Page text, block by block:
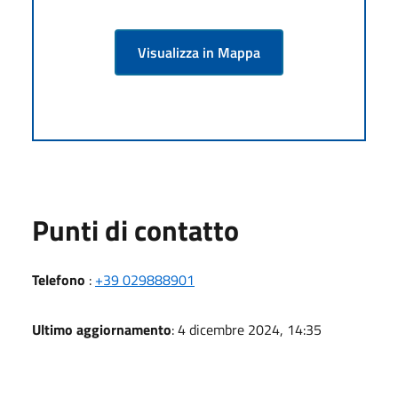
Visualizza in Mappa
Punti di contatto
Telefono : +39 029888901
Ultimo aggiornamento: 4 dicembre 2024, 14:35